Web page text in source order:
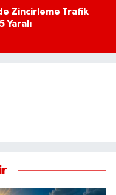
Zincirleme Trafik
Yaralı